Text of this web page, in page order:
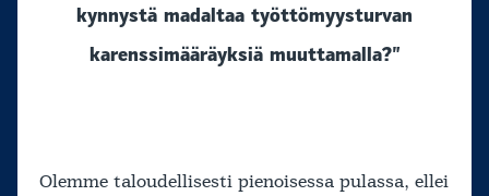
kynnystä madaltaa työttömyysturvan
karenssimääräyksiä muuttamalla?”
Olemme taloudellisesti pienoisessa pulassa, ellei